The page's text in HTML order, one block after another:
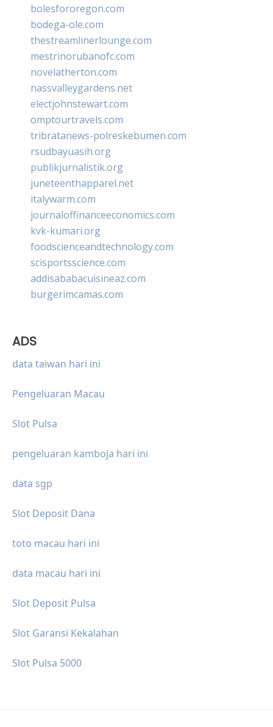
bolesfororegon.com
bodega-ole.com
thestreamlinerlounge.com
mestrinorubanofc.com
novelatherton.com
nassvalleygardens.net
electjohnstewart.com
omptourtravels.com
tribratanews-polreskebumen.com
rsudbayuasih.org
publikjurnalistik.org
juneteenthapparel.net
italywarm.com
journaloffinanceeconomics.com
kvk-kumari.org
foodscienceandtechnology.com
scisportsscience.com
addisababacuisineaz.com
burgerimcamas.com
ADS
data taiwan hari ini
Pengeluaran Macau
Slot Pulsa
pengeluaran kamboja hari ini
data sgp
Slot Deposit Dana
toto macau hari ini
data macau hari ini
Slot Deposit Pulsa
Slot Garansi Kekalahan
Slot Pulsa 5000